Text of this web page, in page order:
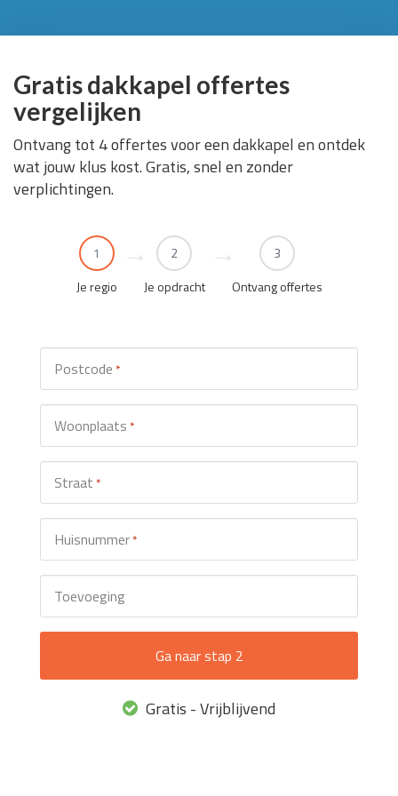
Gratis dakkapel offertes
vergelijken
Ontvang tot 4 offertes voor een dakkapel en ontdek
wat jouw klus kost. Gratis, snel en zonder
verplichtingen.
1
Je regio
2
Je opdracht
3
Ontvang offertes
Postcode *
Woonplaats *
Straat *
Huisnummer*
Toevoeging
Gratis - Vrijblijvend